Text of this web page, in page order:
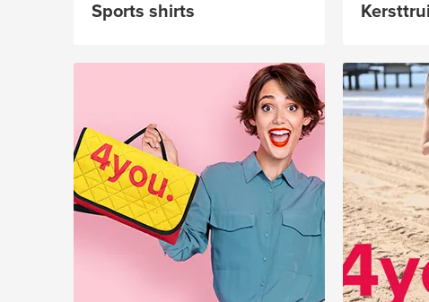
Sports shirts